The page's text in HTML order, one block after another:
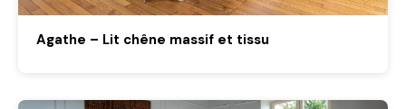
Agathe – Lit chêne massif et tissu